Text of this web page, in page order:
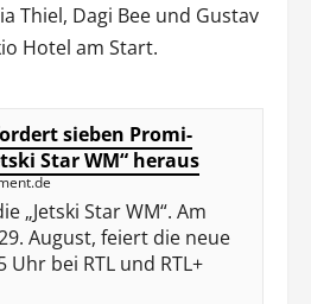
Thiel, Dagi Beeund Gustav
Hotel am Start.
sieben Promi-
Star WM“ heraus
„Jetski Star WM“. Am
August, feiert die neue
Uhr bei RTL und RTL+